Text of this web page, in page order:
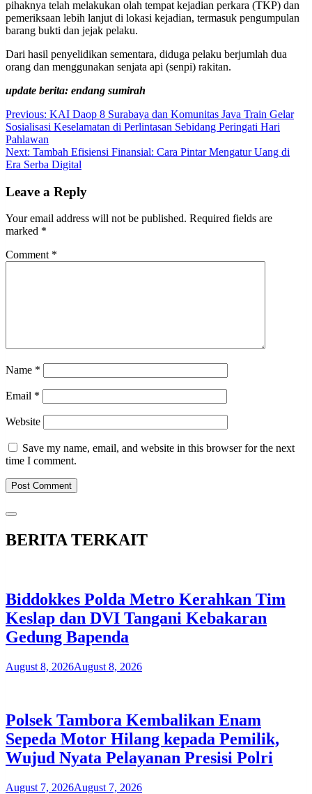
pihaknya telah melakukan olah tempat kejadian perkara (TKP) dan
pemeriksaan lebih lanjut di lokasi kejadian, termasuk pengumpulan
barang bukti dan jejak pelaku.
Dari hasil penyelidikan sementara, diduga pelaku berjumlah dua
orang dan menggunakan senjata api (senpi) rakitan.
update berita: endang sumirah
Post
navigation
Previous: KAI Daop 8 Surabaya dan Komunitas Java Train Gelar
Sosialisasi Keselamatan di Perlintasan Sebidang Peringati Hari
Pahlawan
Next: Tambah Efisiensi Finansial: Cara Pintar Mengatur Uang di
Era Serba Digital
Leave a Reply
Your email address will not be published. Required fields are
marked *
Comment *
Name *
Email *
Website
Save my name, email, and website in this browser for the next
time I comment.
BERITA TERKAIT
Biddokkes Polda Metro Kerahkan Tim
Keslap dan DVI Tangani Kebakaran
Gedung Bapenda
August 8, 2026August 8, 2026
Polsek Tambora Kembalikan Enam
Sepeda Motor Hilang kepada Pemilik,
Wujud Nyata Pelayanan Presisi Polri
August 7, 2026August 7, 2026